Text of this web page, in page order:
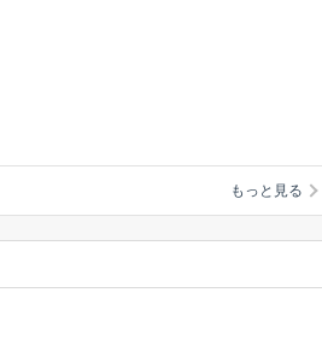
もっと見る